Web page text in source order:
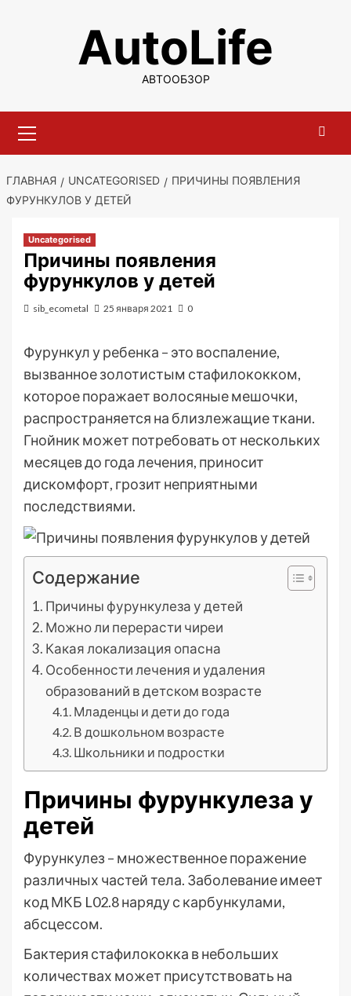
содержимомуAutoLife
АВТООБЗОР
меню
ГЛАВНАЯ UNCATEGORISED
ПРИЧИНЫ ПОЯВЛЕНИЯ
ФУРУНКУЛОВ У ДЕТЕЙ
Uncategorised
Причины появления
фурункулов у детей
sib_ecometal 25 января 2021 0
Фурункул у ребенка – это воспаление,
вызванное золотистым стафилококком,
которое поражает волосяные мешочки,
распространяется на близлежащие ткани.
Гнойник может потребовать от нескольких
месяцев до года лечения, приносит
дискомфорт, грозит неприятными
последствиями.
Содержание
Причины фурункулеза у детей
Можно ли перерасти чиреи
Какая локализация опасна
Особенности лечения и удаления
образований в детском возрасте
Младенцы и дети до года
В дошкольном возрасте
Школьники и подростки
Причины фурункулеза у
детей
Фурункулез – множественное поражение
различных частей тела. Заболевание имеет
код МКБ L02.8 наряду с карбункулами,
абсцессом.
Бактерия стафилококка в небольших
количествах может присутствовать на